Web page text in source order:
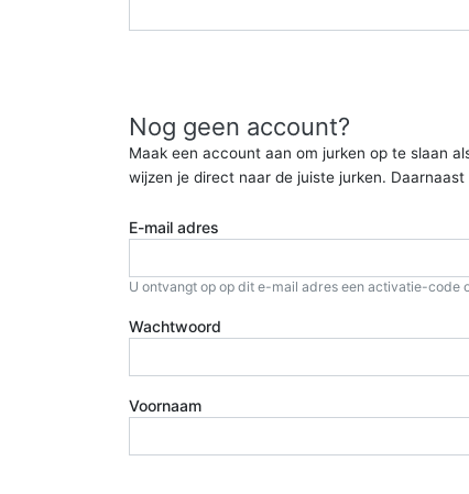
Nog geen account?
Maak een account aan om jurken op te slaan
wijzen je direct naar de juiste jurken.
E-mail adres
U ontvangt op op dit e-mail adres een activatie-
Wachtwoord
Voornaam